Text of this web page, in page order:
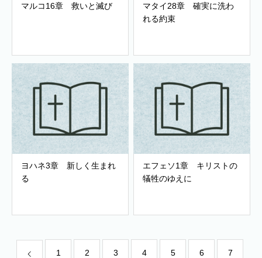
マルコ16章 救いと滅び
マタイ28章 確実に洗わ
れる約束
ヨハネ3章 新しく生まれ
る
エフェソ1章 キリストの
犠牲のゆえに
1 2 3 4 5 6 7